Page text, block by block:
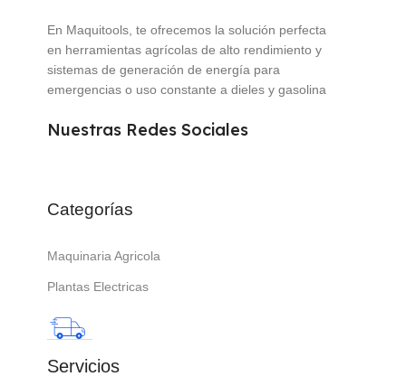
En Maquitools, te ofrecemos la solución perfecta
en herramientas agrícolas de alto rendimiento y
sistemas de generación de energía para
emergencias o uso constante a dieles y gasolina
Nuestras Redes Sociales
Categorías
Maquinaria Agricola
Plantas Electricas
Servicios